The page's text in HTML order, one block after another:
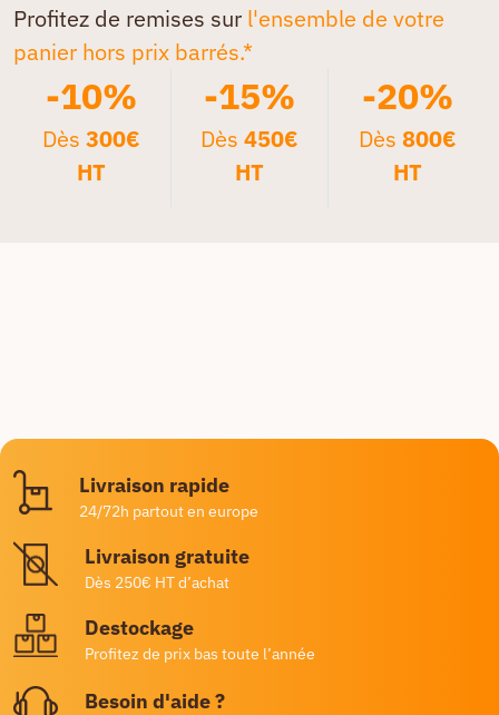
Profitez de remises sur l'ensemble de votre
panier hors prix barrés.*
-10%
Dès300€
HT
-15%
Dès 450€
HT
-20%
Dès 800€
HT
Livraison rapide
24/72h partout en europe
Livraison gratuite
Dès 250€ HT d’achat
Destockage
Profitez de prix bas toute l’année
Besoin d'aide ?